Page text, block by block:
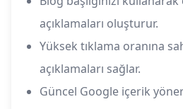
açıklamaları oluşturur.
Yüksek tıklama oranına
açıklamaları sağlar.
Güncel Google içerik